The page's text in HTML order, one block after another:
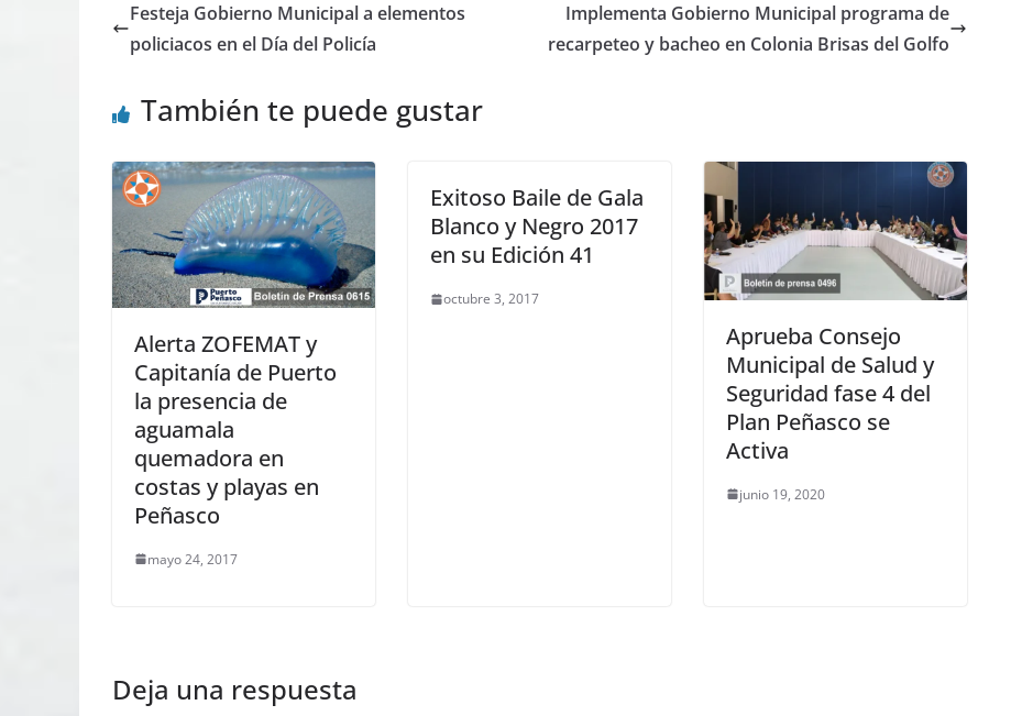
Festeja Gobierno Municipal a elementos
policiacos en el Día del Policía
Implementa Gobierno Municipal programa de
recarpeteo y bacheo en Colonia Brisas del Golfo
También te puede gustar
Alerta ZOFEMAT y
Capitanía de Puerto
la presencia de
aguamala
quemadora en
costas y playas en
Peñasco
mayo 24, 2017
Exitoso Baile de Gala
Blanco y Negro 2017
en su Edición 41
octubre 3, 2017
Aprueba Consejo
Municipal de Salud y
Seguridad fase 4 del
Plan Peñasco se
Activa
junio 19, 2020
Deja una respuesta